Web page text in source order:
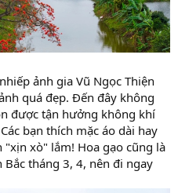
ảnh gia Vũ Ngọc Thiện
quá đẹp. Đến đây không
được tận hưởng không khí
bạn thích mặc áo dài hay
xò" lắm! Hoa gạo cũng là
tháng 3, 4, nên đi ngay